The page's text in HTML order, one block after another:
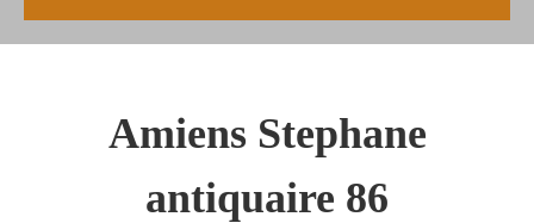
Amiens Stephane
antiquaire 86